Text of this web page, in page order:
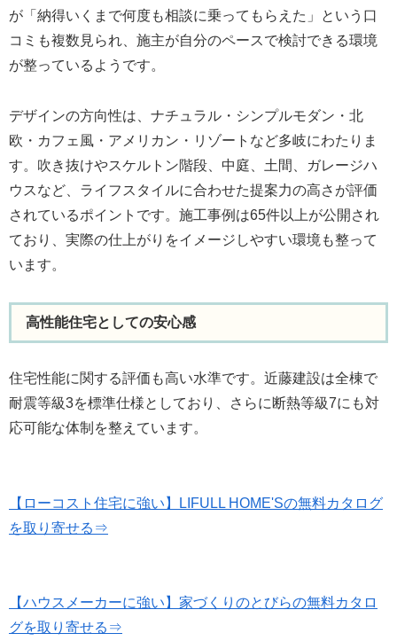
が「納得いくまで何度も相談に乗ってもらえた」という口
コミも複数見られ、施主が自分のペースで検討できる環境
が整っているようです。
デザインの方向性は、ナチュラル・シンプルモダン・北
欧・カフェ風・アメリカン・リゾートなど多岐にわたりま
す。吹き抜けやスケルトン階段、中庭、土間、ガレージハ
ウスなど、ライフスタイルに合わせた提案力の高さが評価
されているポイントです。施工事例は65件以上が公開され
ており、実際の仕上がりをイメージしやすい環境も整って
います。
高性能住宅としての安心感
住宅性能に関する評価も高い水準です。近藤建設は全棟で
耐震等級3を標準仕様としており、さらに断熱等級7にも対
応可能な体制を整えています。
【ローコスト住宅に強い】LIFULL HOME'Sの無料カタログ
を取り寄せる⇒
【ハウスメーカーに強い】家づくりのとびらの無料カタロ
グを取り寄せる⇒